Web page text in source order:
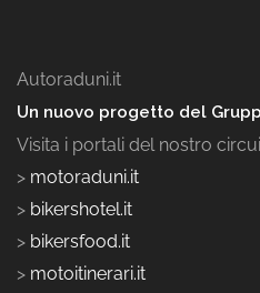
Autoraduni.it
Un nuovo progetto del
Visita i portali del nostro
> motoraduni.it
> bikershotel.it
> bikersfood.it
> motoitinerari.it